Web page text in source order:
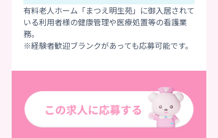
有料老人ホーム「まつえ明生苑」に御入居されて
いる利用者様の健康管理や医療処置等の看護業
務。